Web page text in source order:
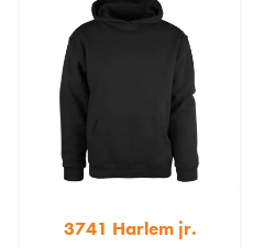
3741 Harlem jr.